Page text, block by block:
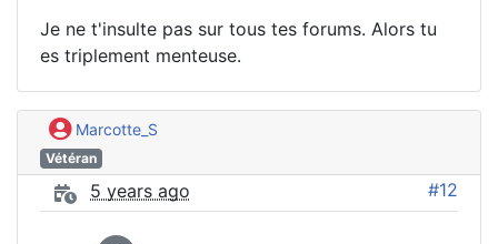
Je ne t'insulte pas sur tous tes forums. Alors tu
es triplement menteuse.
Marcotte_S
Vétéran
5 years ago #12